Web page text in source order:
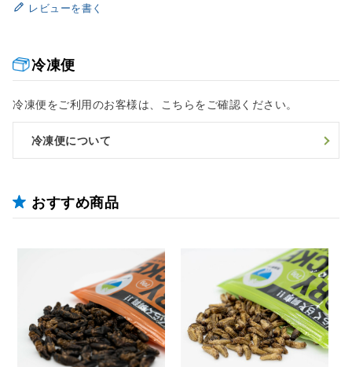
冷凍便
冷凍便をご利用のお客様は、こちらをご確認ください。
冷凍便について
おすすめ商品
レビューを書く